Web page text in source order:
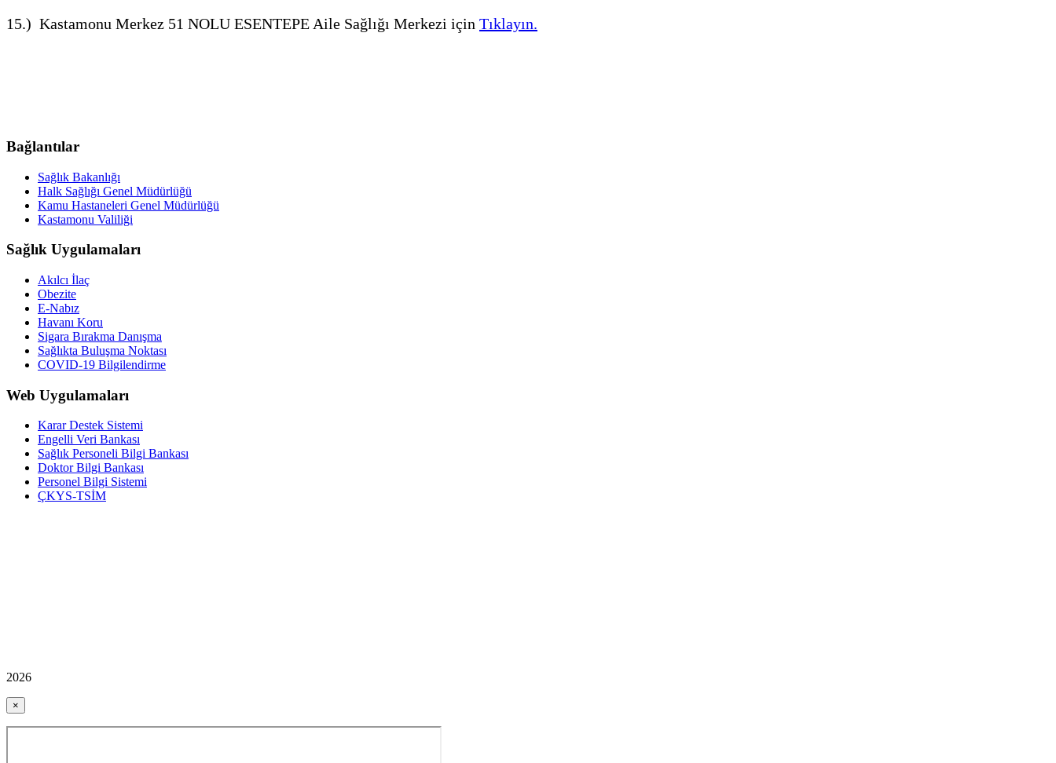
15.) Kastamonu Merkez 51 NOLU ESENTEPE Aile Sağlığı Merkezi için Tıklayın.
Bağlantılar
Sağlık Bakanlığı
Halk Sağlığı Genel Müdürlüğü
Kamu Hastaneleri Genel Müdürlüğü
Kastamonu Valiliği
Sağlık Uygulamaları
Akılcı İlaç
Obezite
E-Nabız
Havanı Koru
Sigara Bırakma Danışma
Sağlıkta Buluşma Noktası
COVID-19 Bilgilendirme
Web Uygulamaları
Karar Destek Sistemi
Engelli Veri Bankası
Sağlık Personeli Bilgi Bankası
Doktor Bilgi Bankası
Personel Bilgi Sistemi
ÇKYS-TSİM
2026
×